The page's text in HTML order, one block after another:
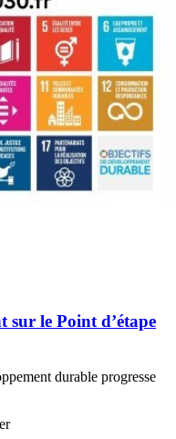
sur le Point d’étape
durable progresse